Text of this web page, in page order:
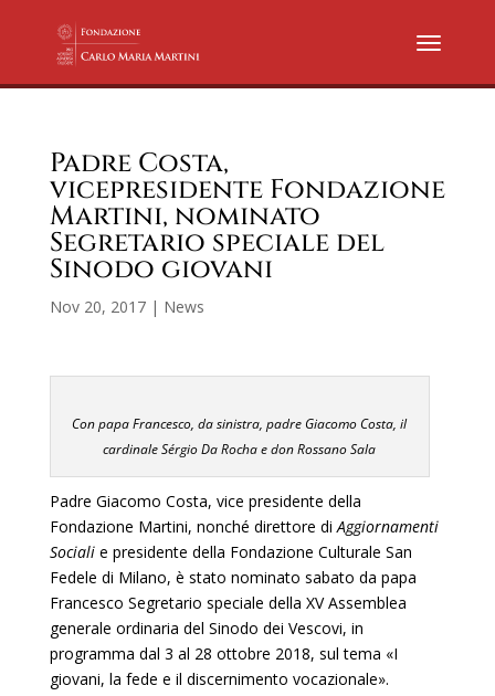
Padre Costa,
vicepresidente Fondazione
Martini, nominato
Segretario speciale del
Sinodo giovani
Nov 20, 2017| News
Con papa Francesco, da sinistra, padre Giacomo Costa, il
cardinale Sérgio Da Rocha e don Rossano Sala
Padre Giacomo Costa, vice presidente della
Fondazione Martini, nonché direttore diAggiornamenti
Socialie presidente della Fondazione Culturale San
Fedele di Milano, è stato nominato sabato da papa
Francesco Segretario speciale della XV Assemblea
generale ordinaria del Sinodo dei Vescovi, in
programma dal 3 al 28 ottobre 2018, sul tema «I
giovani, la fede e il discernimento vocazionale».